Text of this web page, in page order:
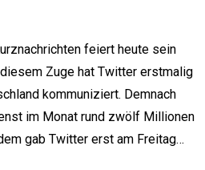
feiert heute sein
Zuge hat Twitter erstmalig
kommuniziert. Demnach
im Monat rund zwölf Millionen
gab Twitter erst am Freitag…